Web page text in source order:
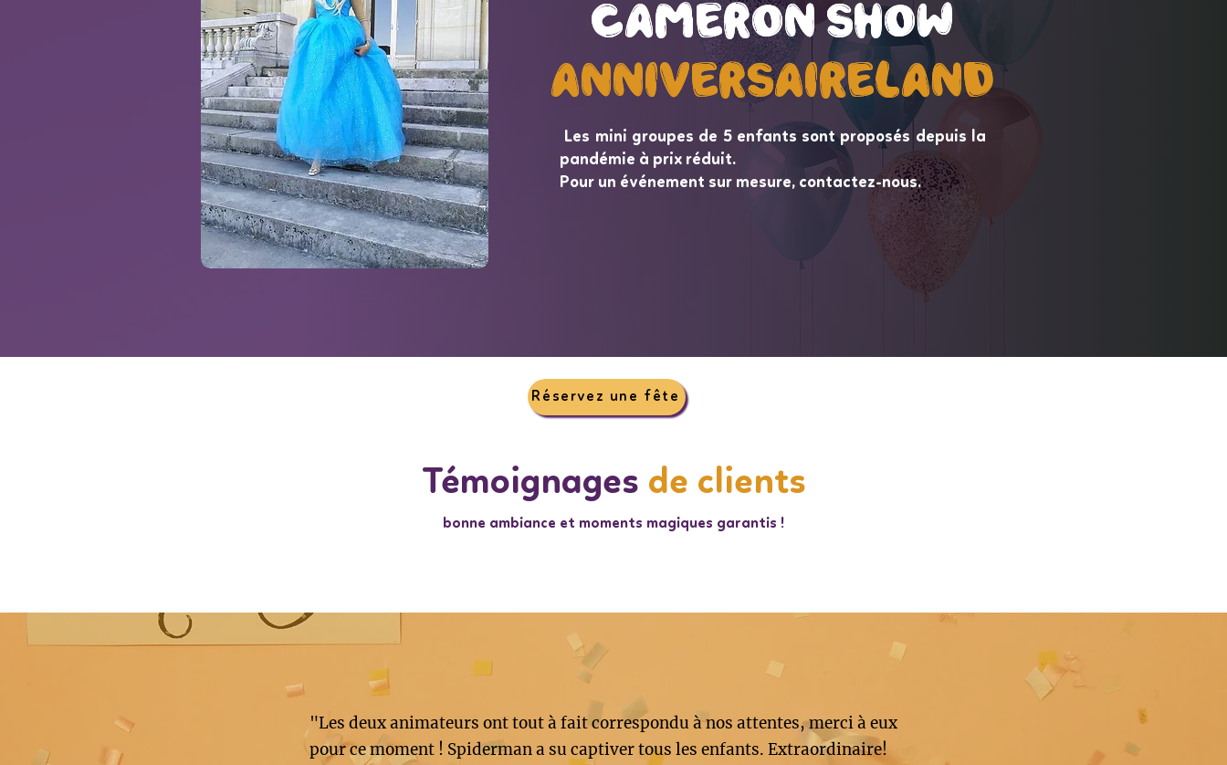
Cameron Show
AnniversaireLand
Cameron Show
AnniversaireLand
Les mini groupes de 5 enfants sont proposés depuis la
pandémie à prix réduit.
Pour un événement sur mesure, contactez-nous.
Réservez une fête
Témoignages de clients
bonne ambiance et moments magiques garantis !
"Les deux animateurs ont tout à fait correspondu à nos attentes, merci à eux
pour ce moment ! Spiderman a su captiver tous les enfants. Extraordinaire!